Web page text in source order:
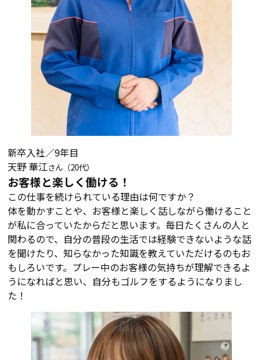
新卒入社／9年目
天野 華江さん（20代）
お客様と楽しく働ける！
この仕事を続けられている理由は何ですか？
体を動かすことや、お客様と楽しく話しながら働けること
が私に合っていたからだと思います。毎日たくさんの人と
関わるので、自分の普段の生活では経験できないような話
を聞けたり、知らなかった知識を教えていただけるのもお
もしろいです。プレー中のお客様の気持ちが理解できるよ
うになればと思い、自分もゴルフをするようになりまし
た！